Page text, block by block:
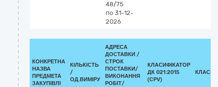
48/75
по 31-12-
2026
КОНКРЕТНА
НАЗВА
ПРЕДМЕТА
ЗАКУПІВЛІ
КІЛЬКІСТЬ
/
ОД.ВИМІРУ
АДРЕСА
ДОСТАВКИ /
СТРОК
ПОСТАВКИ/
ВИКОНАННЯ
РОБІТ/
КЛАСИФІКАТОР
ДК 021:2015
(CPV)